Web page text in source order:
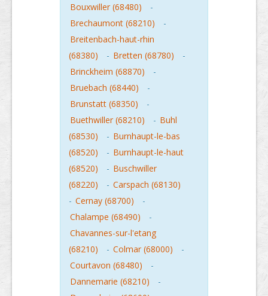
Bouxwiller (68480)
-
Brechaumont (68210)
-
Breitenbach-haut-rhin
(68380)
- Bretten (68780)
-
Brinckheim (68870)
-
Bruebach (68440)
-
Brunstatt (68350)
-
Buethwiller (68210)
- Buhl
(68530)
- Burnhaupt-le-bas
(68520)
- Burnhaupt-le-haut
(68520)
- Buschwiller
(68220)
- Carspach (68130)
- Cernay (68700)
-
Chalampe (68490)
-
Chavannes-sur-l'etang
(68210)
- Colmar (68000)
-
Courtavon (68480)
-
Dannemarie (68210)
-